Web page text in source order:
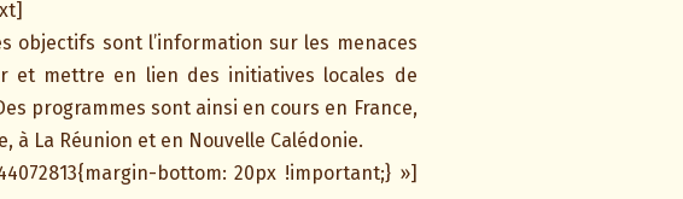
objectifs sont l’information sur les menaces
et mettre en lien des initiatives locales de
programmes sont ainsi en cours en France,
à La Réunion et en Nouvelle Calédonie.
bottom: 20px !important;} »]